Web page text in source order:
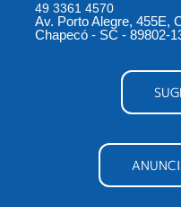
49 3361 4570
Av. Porto Alegre, 455E,
Chapecó - SC - 89802-